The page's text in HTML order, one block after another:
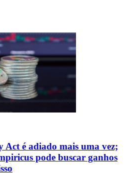
é adiado mais uma vez;
pode buscar ganhos